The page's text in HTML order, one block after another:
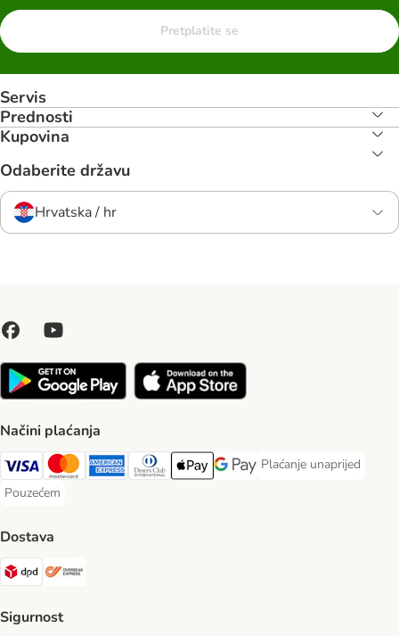
Pretplatite se
Servis
Prednosti
Kupovina
Odaberite državu
Hrvatska / hr
Načini plaćanja
Visa Payment Method
MasterCard Payment Method
American Express Payment Method
Diners Club Payment Method
Payment MethodGoogle pay Payment Method
Plaćanje unaprijed
Plaćanje unaprijed
Pouzećem
Pouzećem Payment Method
Dostava
DPD Shipping Method
Sigurnost